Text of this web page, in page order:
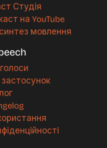
Студія
на YouTube
мовлення